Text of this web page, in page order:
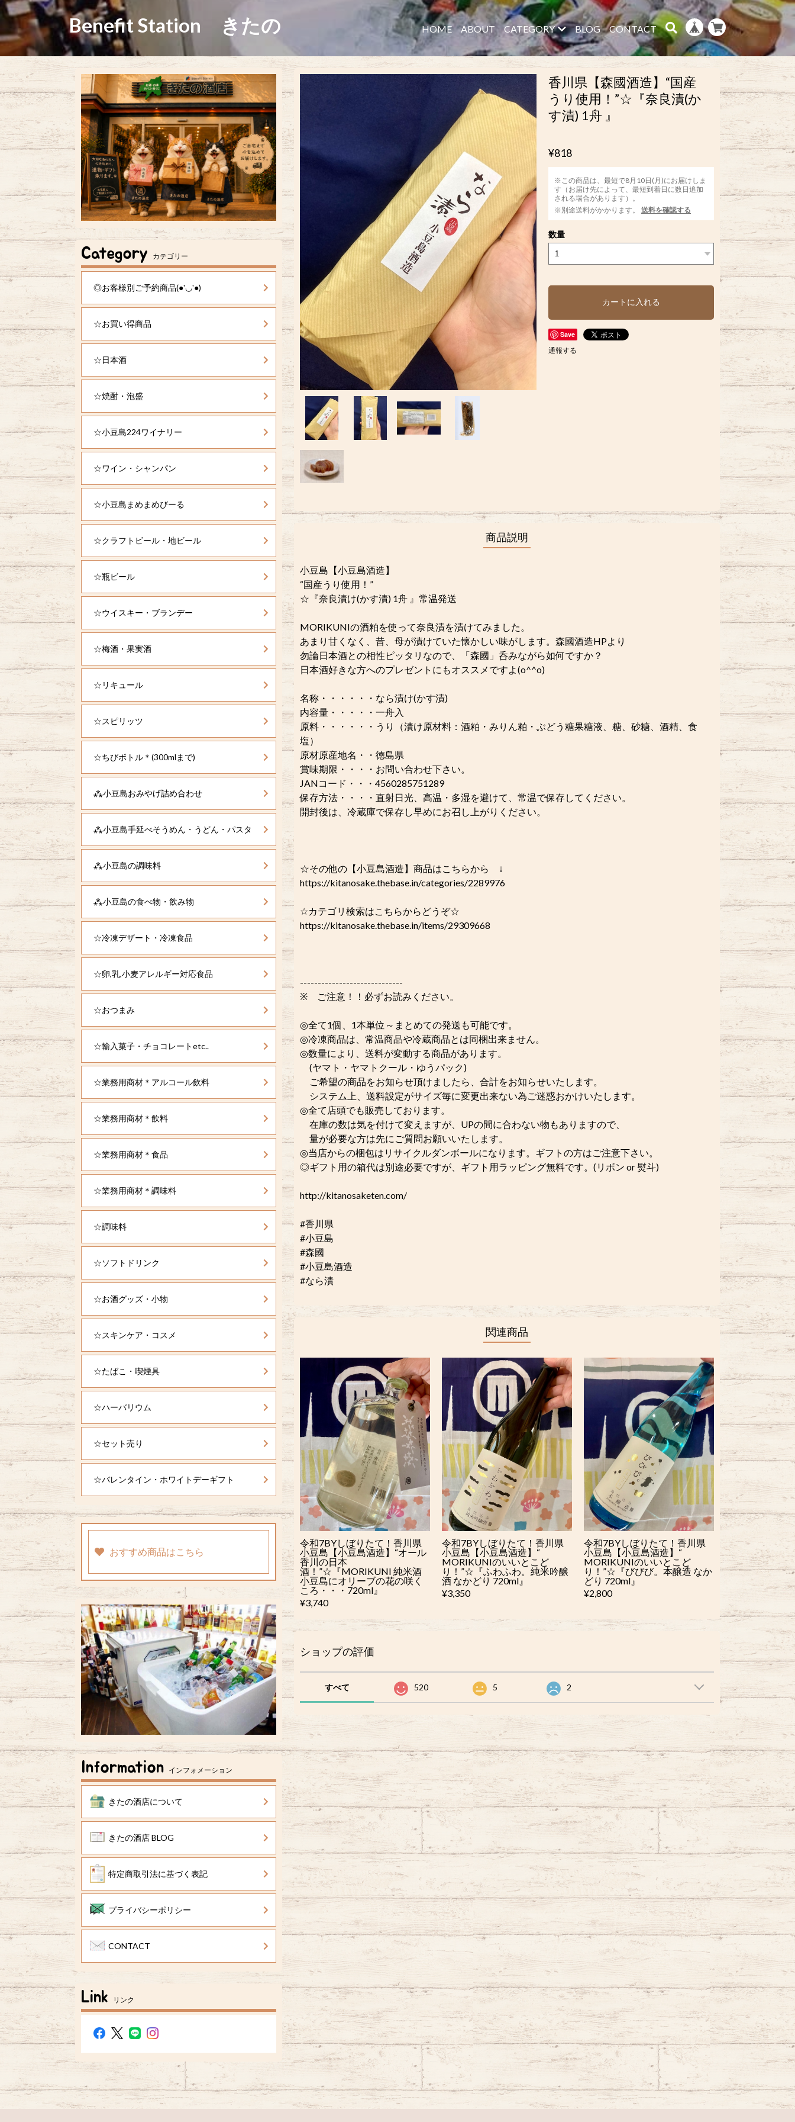
Benefit Station きたの HOME ABOUT CATEGORY BLOG CONTACT
香川県【森國酒造】“国産
うり使用！”☆『奈良漬(か
す漬) 1舟 』
¥818
※この商品は、最短で8月10日(月)にお届けしま
す（お届け先によって、最短到着日に数日追加
される場合があります）。
※別途送料がかかります。
送料を確認する
数量
カートに入れる
Save
通報する
商品説明
小豆島【小豆島酒造】
“国産うり使用！”
☆『奈良漬け(かす漬) 1舟 』常温発送
MORIKUNIの酒粕を使って奈良漬を漬けてみました。
あまり甘くなく、昔、母が漬けていた懐かしい味がします。森國酒造HPより
勿論日本酒との相性ピッタリなので、「森國」呑みながら如何ですか？
日本酒好きな方へのプレゼントにもオススメですよ(o^^o)
名称・・・・・・なら漬け(かす漬)
内容量・・・・・一舟入
原料・・・・・・うり（漬け原材料：酒粕・みりん粕・ぶどう糖果糖液、糖、砂糖、酒精、食
塩）
原材原産地名・・徳島県
賞味期限・・・・お問い合わせ下さい。
JANコード・・・4560285751289
保存方法・・・・直射日光、高温・多湿を避けて、常温で保存してください。
開封後は、冷蔵庫で保存し早めにお召し上がりください。
☆その他の【小豆島酒造】商品はこちらから ↓
https://kitanosake.thebase.in/categories/2289976
☆カテゴリ検索はこちらからどうぞ☆
https://kitanosake.thebase.in/items/29309668
-----------------------------
※ ご注意！！必ずお読みください。
◎全て1個、1本単位～まとめての発送も可能です。
◎冷凍商品は、常温商品や冷蔵商品とは同梱出来ません。
◎数量により、送料が変動する商品があります。
(ヤマト・ヤマトクール・ゆうパック)
ご希望の商品をお知らせ頂けましたら、合計をお知らせいたします。
システム上、送料設定がサイズ毎に変更出来ない為ご迷惑おかけいたします。
◎全て店頭でも販売しております。
在庫の数は気を付けて変えますが、UPの間に合わない物もありますので、
量が必要な方は先にご質問お願いいたします。
◎当店からの梱包はリサイクルダンボールになります。ギフトの方はご注意下さい。
◎ギフト用の箱代は別途必要ですが、ギフト用ラッピング無料です。(リボン or 熨斗)
http://kitanosaketen.com/
#香川県
#小豆島
#森國
#小豆島酒造
#なら漬
関連商品
令和7BYしぼりたて！香川県
小豆島【小豆島酒造】“オール
香川の日本
酒！”☆『MORIKUNI 純米酒
小豆島にオリーブの花の咲く
ころ・・・720ml』
¥3,740
令和7BYしぼりたて！香川県
小豆島【小豆島酒造】“
MORIKUNIのいいとこど
り！”☆『ふわふわ。純米吟醸
酒 なかどり 720ml』
¥3,350
令和7BYしぼりたて！香川県
小豆島【小豆島酒造】“
MORIKUNIのいいとこど
り！”☆『びびび。本醸造 なか
どり 720ml』
¥2,800
ショップの評価
すべて 520 5 2
Category カテゴリー
◎お客様別ご予約商品(●'◡'●)
☆お買い得商品
☆日本酒
☆焼酎・泡盛
☆小豆島224ワイナリー
☆ワイン・シャンパン
☆小豆島まめまめびーる
☆クラフトビール・地ビール
☆瓶ビール
☆ウイスキー・ブランデー
☆梅酒・果実酒
☆リキュール
☆スピリッツ
☆ちびボトル＊(300mlまで)
⁂小豆島おみやげ詰め合わせ
⁂小豆島手延べそうめん・うどん・パスタ
⁂小豆島の調味料
⁂小豆島の食べ物・飲み物
☆冷凍デザート・冷凍食品
☆卵,乳,小麦アレルギー対応食品
☆おつまみ
☆輸入菓子・チョコレートetc..
☆業務用商材＊アルコール飲料
☆業務用商材＊飲料
☆業務用商材＊食品
☆業務用商材＊調味料
☆調味料
☆ソフトドリンク
☆お酒グッズ・小物
☆スキンケア・コスメ
☆たばこ・喫煙具
☆ハーバリウム
☆セット売り
☆バレンタイン・ホワイトデーギフト
おすすめ商品はこちら
Information インフォメーション
きたの酒店について
きたの酒店 BLOG
特定商取引法に基づく表記
プライバシーポリシー
CONTACT
Link リンク